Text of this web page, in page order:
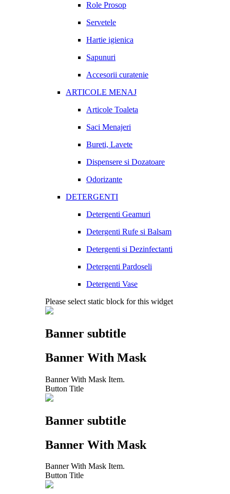
Role Prosop
Servetele
Hartie igienica
Sapunuri
Accesorii curatenie
ARTICOLE MENAJ
Articole Toaleta
Saci Menajeri
Bureti, Lavete
Dispensere si Dozatoare
Odorizante
DETERGENTI
Detergenti Geamuri
Detergenti Rufe si Balsam
Detergenti si Dezinfectanti
Detergenti Pardoseli
Detergenti Vase
Please select static block for this widget
Banner subtitle
Banner With Mask
Banner With Mask Item.
Button Title
Banner subtitle
Banner With Mask
Banner With Mask Item.
Button Title